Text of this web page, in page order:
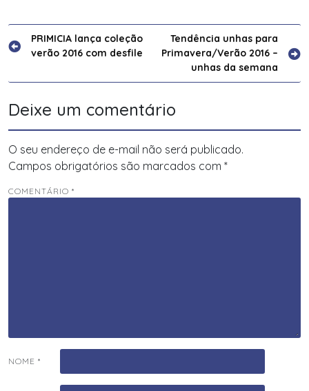
Navegação
Post
PRIMICIA lança coleção
verão 2016 com desfile
Tendência unhas para
Primavera/Verão 2016 –
unhas da semana
Deixe um comentário
O seu endereço de e-mail não será publicado.
Campos obrigatórios são marcados com *
COMENTÁRIO *
NOME *